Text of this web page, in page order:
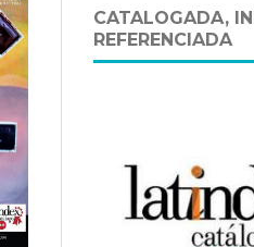
CATALOGADA,
REFERENCIADA